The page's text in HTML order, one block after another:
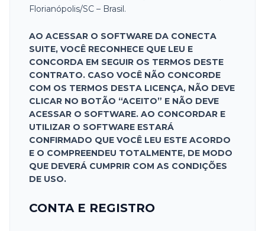
Florianópolis/SC – Brasil.
AO ACESSAR O SOFTWARE DA CONECTA
SUITE, VOCÊ RECONHECE QUE LEU E
CONCORDA EM SEGUIR OS TERMOS DESTE
CONTRATO. CASO VOCÊ NÃO CONCORDE
COM OS TERMOS DESTA LICENÇA, NÃO DEVE
CLICAR NO BOTÃO “ACEITO” E NÃO DEVE
ACESSAR O SOFTWARE. AO CONCORDAR E
UTILIZAR O SOFTWARE ESTARÁ
CONFIRMADO QUE VOCÊ LEU ESTE ACORDO
E O COMPREENDEU TOTALMENTE, DE MODO
QUE DEVERÁ CUMPRIR COM AS CONDIÇÕES
DE USO.
CONTA E REGISTRO